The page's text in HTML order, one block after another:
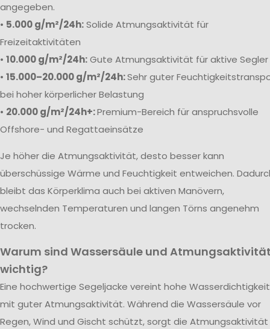
angegeben.
• 5.000 g/m²/24h:Solide Atmungsaktivität für
Freizeitaktivitäten
• 10.000 g/m²/24h:Gute Atmungsaktivität für aktive Segler
• 15.000–20.000 g/m²/24h:Sehr guter
bei hoher körperlicher Belastung
• 20.000 g/m²/24h+:Premium-Bereich für anspruchsvolle
Offshore- und Regattaeinsätze
Je höher die Atmungsaktivität, desto besser kann
überschüssige Wärme und Feuchtigkeit entweichen.
bleibt das Körperklima auch bei aktiven Manövern,
wechselnden Temperaturen und langen Törns angenehm
trocken.
Warum sind Wassersäule und
wichtig?
Eine hochwertige Segeljacke vereint hohe Wasserdichtigkeit
mit guter Atmungsaktivität. Während die Wassersäule vor
Regen, Wind und Gischt schützt, sorgt die Atmungsaktivität